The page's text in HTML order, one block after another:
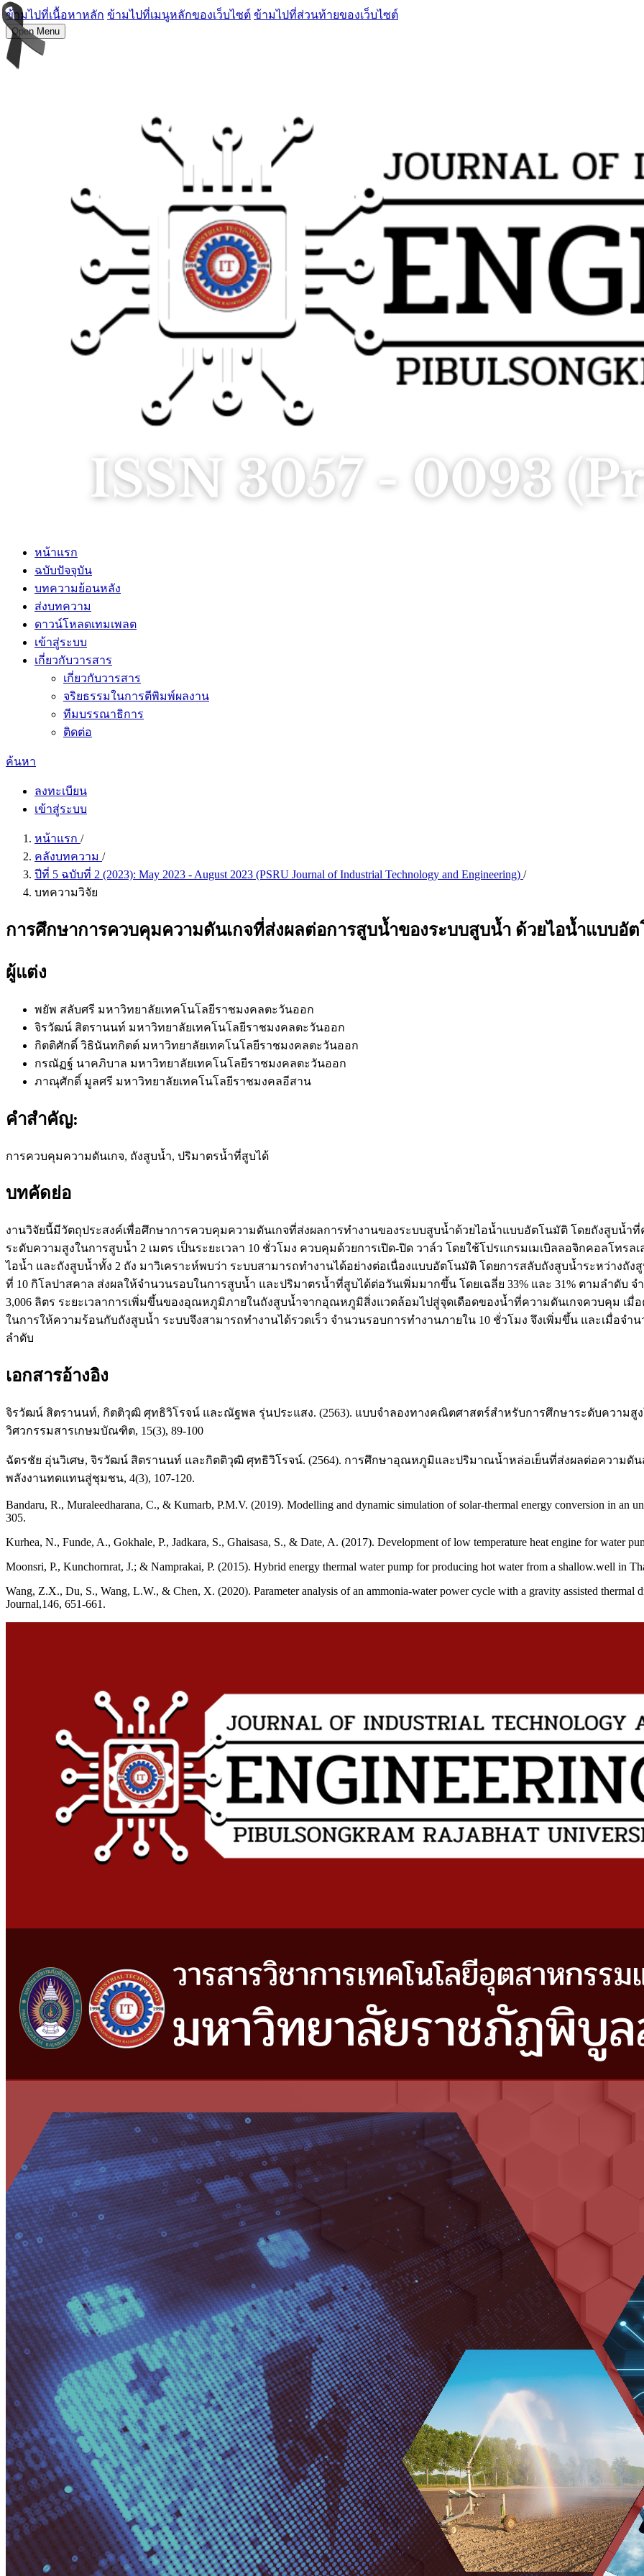
ข้ามไปที่เนื้อหาหลัก ข้ามไปที่เมนูหลักของเว็บไซต์ ข้ามไปที่ส่วนท้ายของเว็บไซต์
Open Menu
หน้าแรก
ฉบับปัจจุบัน
บทความย้อนหลัง
ส่งบทความ
ดาวน์โหลดเทมเพลต
เข้าสู่ระบบ
เกี่ยวกับวารสาร
เกี่ยวกับวารสาร
จริยธรรมในการตีพิมพ์ผลงาน
ทีมบรรณาธิการ
ติดต่อ
ค้นหา
ลงทะเบียน
เข้าสู่ระบบ
หน้าแรก /
คลังบทความ /
ปีที่ 5 ฉบับที่ 2 (2023): May 2023 - August 2023 (PSRU Journal of Industrial Technology and Engineering) /
บทความวิจัย
การศึกษาการควบคุมความดันเกจที่ส่งผลต่อการสูบน้ำของระบบสูบน้ำ ด้วยไอน้ำแบบอั
ผู้แต่ง
พยัพ สลับศรี มหาวิทยาลัยเทคโนโลยีราชมงคลตะวันออก
จิรวัฒน์ สิตรานนท์ มหาวิทยาลัยเทคโนโลยีราชมงคลตะวันออก
กิตติศักดิ์ วิธินันทกิตต์ มหาวิทยาลัยเทคโนโลยีราชมงคลตะวันออก
กรณัฏฐ์ นาคภิบาล มหาวิทยาลัยเทคโนโลยีราชมงคลตะวันออก
ภาณุศักดิ์ มูลศรี มหาวิทยาลัยเทคโนโลยีราชมงคลอีสาน
คำสำคัญ:
การควบคุมความดันเกจ, ถังสูบน้ำ, ปริมาตรน้ำที่สูบได้
บทคัดย่อ
งานวิจัยนี้มีวัตถุประสงค์เพื่อศึกษาการควบคุมความดันเกจที่ส่งผลการทำงานของระบบสูบน้ำด้วยไอน้ำแบบอัตโนมัติ โดยถังสูบน้ำ
ระดับความสูงในการสูบน้ำ 2 เมตร เป็นระยะเวลา 10 ชั่วโมง ควบคุมด้วยการเปิด-ปิด วาล์ว โดยใช้โปรแกรมเมเบิลลอจิกคอลโทร
ไอน้ำ และถังสูบน้ำทั้ง 2 ถัง มาวิเคราะห์พบว่า ระบบสามารถทำงานได้อย่างต่อเนื่องแบบอัตโนมัติ โดยการสลับถังสูบน้ำระหว่างถั
ที่ 10 กิโลปาสคาล ส่งผลให้จำนวนรอบในการสูบน้ำ และปริมาตรน้ำที่สูบได้ต่อวันเพิ่มมากขึ้น โดยเฉลี่ย 33% และ 31% ตามลำดับ
3,006 ลิตร ระยะเวลาการเพิ่มขึ้นของอุณหภูมิภายในถังสูบน้ำจากอุณหภูมิสิ่งแวดล้อมไปสู่จุดเดือดของน้ำที่ความดันเกจควบคุม เ
ในการให้ความร้อนกับถังสูบน้ำ ระบบจึงสามารถทำงานได้รวดเร็ว จำนวนรอบการทำงานภายใน 10 ชั่วโมง จึงเพิ่มขึ้น และเมื่อจ
ลำดับ
เอกสารอ้างอิง
จิรวัฒน์ สิตรานนท์, กิตติวุฒิ ศุทธิวิโรจน์ และณัฐพล รุ่นประแสง. (2563). แบบจำลองทางคณิตศาสตร์สำหรับการศึกษาระดับความสู
วิศวกรรมสารเกษมบัณฑิต, 15(3), 89-100
ฉัตรชัย อุ่นวิเศษ, จิรวัฒน์ สิตรานนท์ และกิตติวุฒิ ศุทธิวิโรจน์. (2564). การศึกษาอุณหภูมิและปริมาณน้ำหล่อเย็นที่ส่งผลต่อความดั
พลังงานทดแทนสู่ชุมชน, 4(3), 107-120.
Bandaru, R., Muraleedharana, C., & Kumarb, P.M.V. (2019). Modelling and dynamic simulation of solar-thermal energy conversion in an
305.
Kurhea, N., Funde, A., Gokhale, P., Jadkara, S., Ghaisasa, S., & Date, A. (2017). Development of low temperature heat engine for water
Moonsri, P., Kunchornrat, J.; & Namprakai, P. (2015). Hybrid energy thermal water pump for producing hot water from a shallow.well in
Wang, Z.X., Du, S., Wang, L.W., & Chen, X. (2020). Parameter analysis of an ammonia-water power cycle with a gravity assisted thermal
Journal,146, 651-661.